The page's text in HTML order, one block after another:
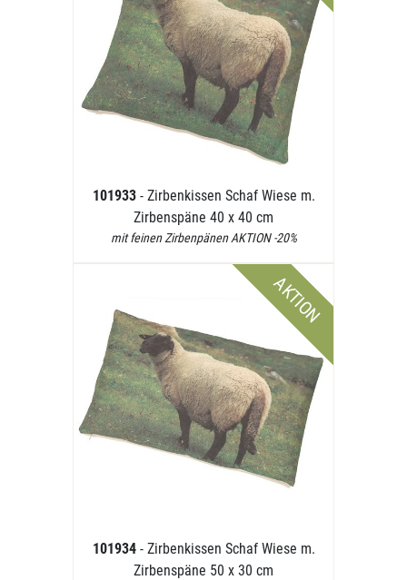
101933 - Zirbenkissen Schaf Wiese m.
Zirbenspäne 40 x 40 cm
mit feinen Zirbenpänen AKTION -20%
AKTION
101934 - Zirbenkissen Schaf Wiese m.
Zirbenspäne 50 x 30 cm